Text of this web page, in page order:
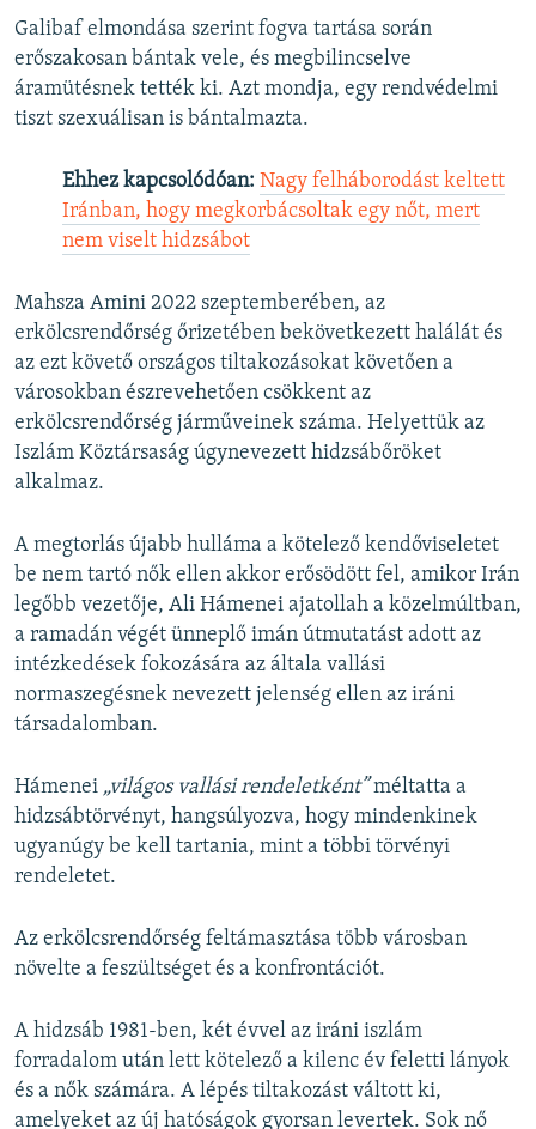
Galibaf elmondása szerint fogva tartása során
erőszakosan bántak vele, és megbilincselve
áramütésnek tették ki. Azt mondja, egy rendvédelmi
tiszt szexuálisan is bántalmazta.
Ehhez kapcsolódóan: Nagy felháborodást keltett
Iránban, hogy megkorbácsoltak egy nőt, mert
nem viselt hidzsábot
Mahsza Amini 2022 szeptemberében, az
erkölcsrendőrség őrizetében bekövetkezett halálát és
az ezt követő országos tiltakozásokat követően a
városokban észrevehetően csökkent az
erkölcsrendőrség járműveinek száma. Helyettük az
Iszlám Köztársaság úgynevezett hidzsábőröket
alkalmaz.
A megtorlás újabb hulláma a kötelező kendőviseletet
be nem tartó nők ellen akkor erősödött fel, amikor Irán
legőbb vezetője, Ali Hámenei ajatollah a közelmúltban,
a ramadán végét ünneplő imán útmutatást adott az
intézkedések fokozására az általa vallási
normaszegésnek nevezett jelenség ellen az iráni
társadalomban.
Hámenei „világos vallási rendeletként”méltatta a
hidzsábtörvényt, hangsúlyozva, hogy mindenkinek
ugyanúgy be kell tartania, mint a többi törvényi
rendeletet.
Az erkölcsrendőrség feltámasztása több városban
növelte a feszültséget és a konfrontációt.
A hidzsáb 1981-ben, két évvel az iráni iszlám
forradalom után lett kötelező a kilenc év feletti lányok
és a nők számára. A lépés tiltakozást váltott ki,
amelyeket az új hatóságok gyorsan levertek. Sok nő